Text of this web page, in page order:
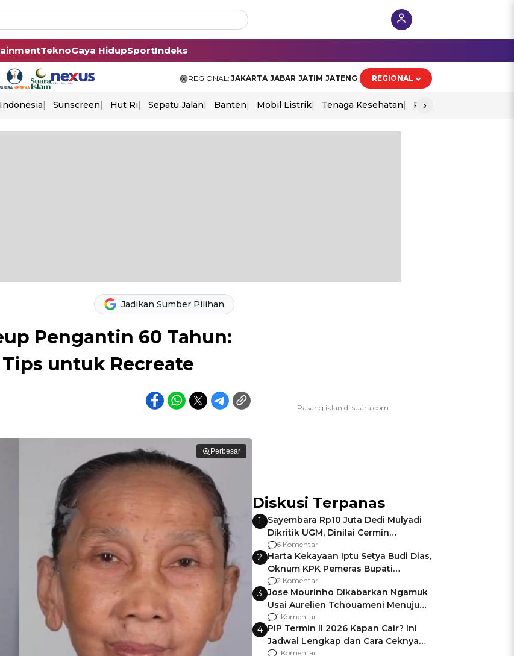
TeknoGaya HidupSportIndeks
REGIONAL: JAKARTA JABAR JATIM JATENG REGIONAL
Sunscreen Hut Ri Sepatu Jalan Banten Mobil Listrik Tenaga Kesehatan Piala Aff 2026
›
Jadikan Sumber Pilihan
Pengantin 60 Tahun:
untuk Recreate
Perbesar
Diskusi Terpanas
1
Sayembara Rp10 Juta Dedi Mulyadi
Dikritik UGM, Dinilai Cermin
Gagalnya Negara Jamin Keamanan
6 Komentar
2 Harta Kekayaan Iptu Setya Budi Dias,
Oknum KPK Pemeras Bupati
Pemalang
2 Komentar
3 Jose Mourinho Dikabarkan Ngamuk
Usai Aurelien Tchouameni Menuju
Manchester United
1 Komentar
4 PIP Termin II 2026 Kapan Cair? Ini
Jadwal Lengkap dan Cara Ceknya
agar Dana Tidak Hangus!
1 Komentar